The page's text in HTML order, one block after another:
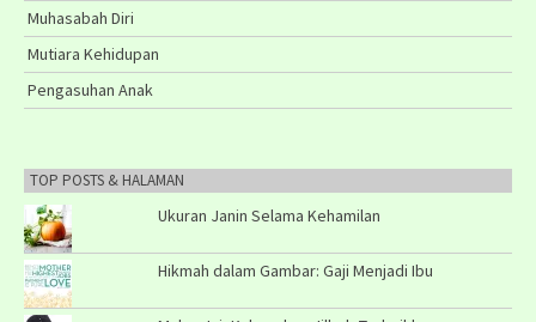
Muhasabah Diri
Mutiara Kehidupan
Pengasuhan Anak
TOP POSTS & HALAMAN
Ukuran Janin Selama Kehamilan
Hikmah dalam Gambar: Gaji Menjadi Ibu